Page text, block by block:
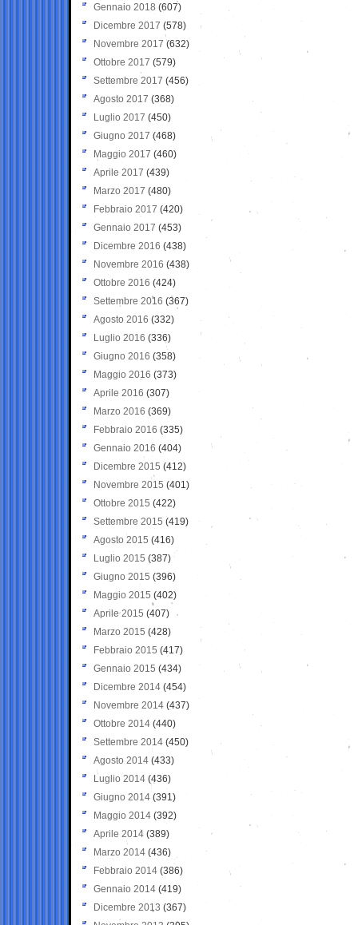
Gennaio 2018 (607)
Dicembre 2017 (578)
Novembre 2017 (632)
Ottobre 2017 (579)
Settembre 2017 (456)
Agosto 2017 (368)
Luglio 2017 (450)
Giugno 2017 (468)
Maggio 2017 (460)
Aprile 2017 (439)
Marzo 2017 (480)
Febbraio 2017 (420)
Gennaio 2017 (453)
Dicembre 2016 (438)
Novembre 2016 (438)
Ottobre 2016 (424)
Settembre 2016 (367)
Agosto 2016 (332)
Luglio 2016 (336)
Giugno 2016 (358)
Maggio 2016 (373)
Aprile 2016 (307)
Marzo 2016 (369)
Febbraio 2016 (335)
Gennaio 2016 (404)
Dicembre 2015 (412)
Novembre 2015 (401)
Ottobre 2015 (422)
Settembre 2015 (419)
Agosto 2015 (416)
Luglio 2015 (387)
Giugno 2015 (396)
Maggio 2015 (402)
Aprile 2015 (407)
Marzo 2015 (428)
Febbraio 2015 (417)
Gennaio 2015 (434)
Dicembre 2014 (454)
Novembre 2014 (437)
Ottobre 2014 (440)
Settembre 2014 (450)
Agosto 2014 (433)
Luglio 2014 (436)
Giugno 2014 (391)
Maggio 2014 (392)
Aprile 2014 (389)
Marzo 2014 (436)
Febbraio 2014 (386)
Gennaio 2014 (419)
Dicembre 2013 (367)